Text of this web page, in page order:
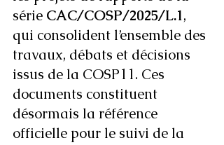
série CAC/COSP/2025/L.1,
qui consolident l’ensemble des
travaux, débats et décisions
issus de la COSP11. Ces
documents constituent
désormais la référence
officielle pour le suivi de la